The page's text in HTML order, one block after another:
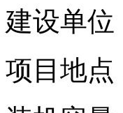
建设单
项目地点